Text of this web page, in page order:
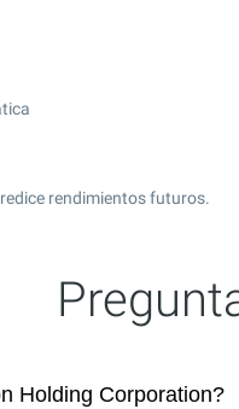
rendimientos futuros.
Holding Corporation?